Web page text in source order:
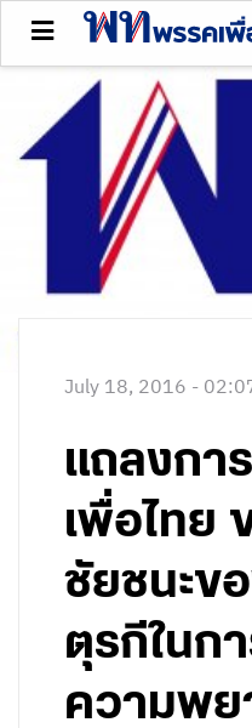
July 18, 2016 -
แถลงกา
เพื่อไทย
ชัยชนะข
ตุรกีในก
ความพย